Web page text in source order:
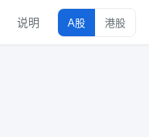
说明 A股 港股